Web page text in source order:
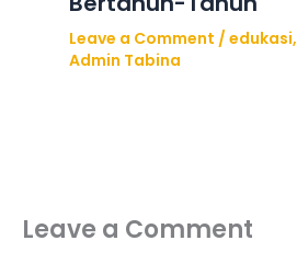
Leave a Comment /edukasi,
Admin Tabina
Leave a Comment